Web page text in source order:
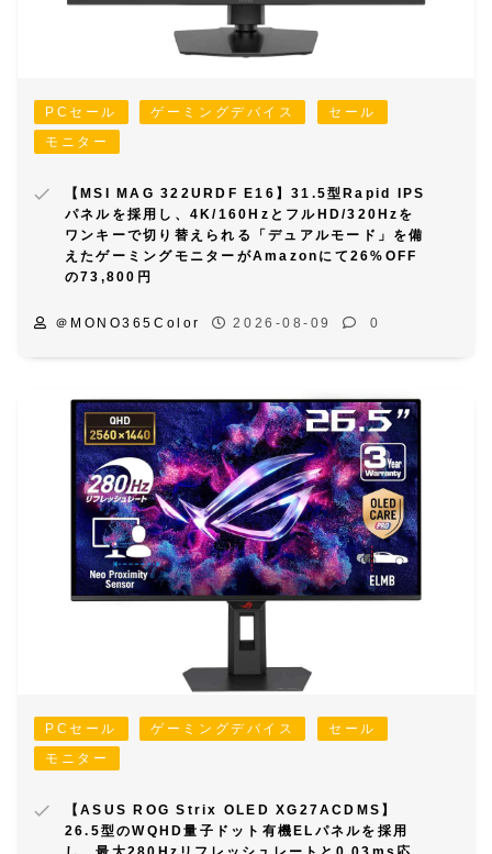
PCセール ゲーミングデバイス
セール
モニター
【MSI MAG 322URDF E16】31.5型Rapid IPS
パネルを採用し、4K/160HzとフルHD/320Hzを
ワンキーで切り替えられる「デュアルモード」を備
えたゲーミングモニターがAmazonにて26%OFF
の73,800円
＠MONO365Color 2026-08-09 0
PCセール ゲーミングデバイス
セール
モニター
【ASUS ROG Strix OLED XG27ACDMS】
26.5型のWQHD量子ドット有機ELパネルを採用